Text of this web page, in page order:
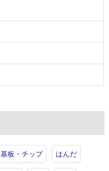
基板・チップ はんだ